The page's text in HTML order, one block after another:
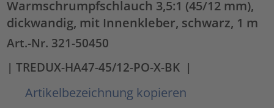
Warmschrumpfschlauch 3,5:1 (45/12 mm),
dickwandig, mit Innenkleber, schwarz, 1 m
Art.-Nr. 321-50450
| TREDUX-HA47-45/12-PO-X-BK |
Artikelbezeichnung kopieren